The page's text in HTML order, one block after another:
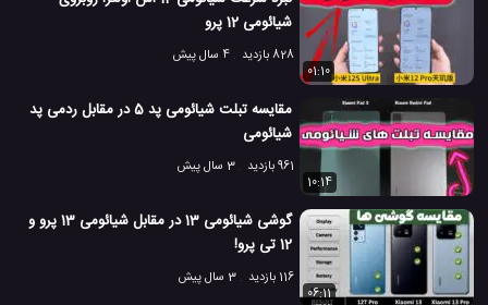
شیائومی # محصولات شیائومی
معرفی تردمیل خم شو شیائومی
2.7 هزار بازدید
7 سال پیش
شیائومی 12 پرو
828 بازدید
4 سال پیش
01:10
مقایسه تبلت شیائومی پد 5 در مقابل ردمی پد
شیائومی
961 بازدید
3 سال پیش
10:14
گوشی شیائومی 13 در مقابل شیائومی 13 پرو و
12 تی پرو!
116 بازدید
3 سال پیش
06:11